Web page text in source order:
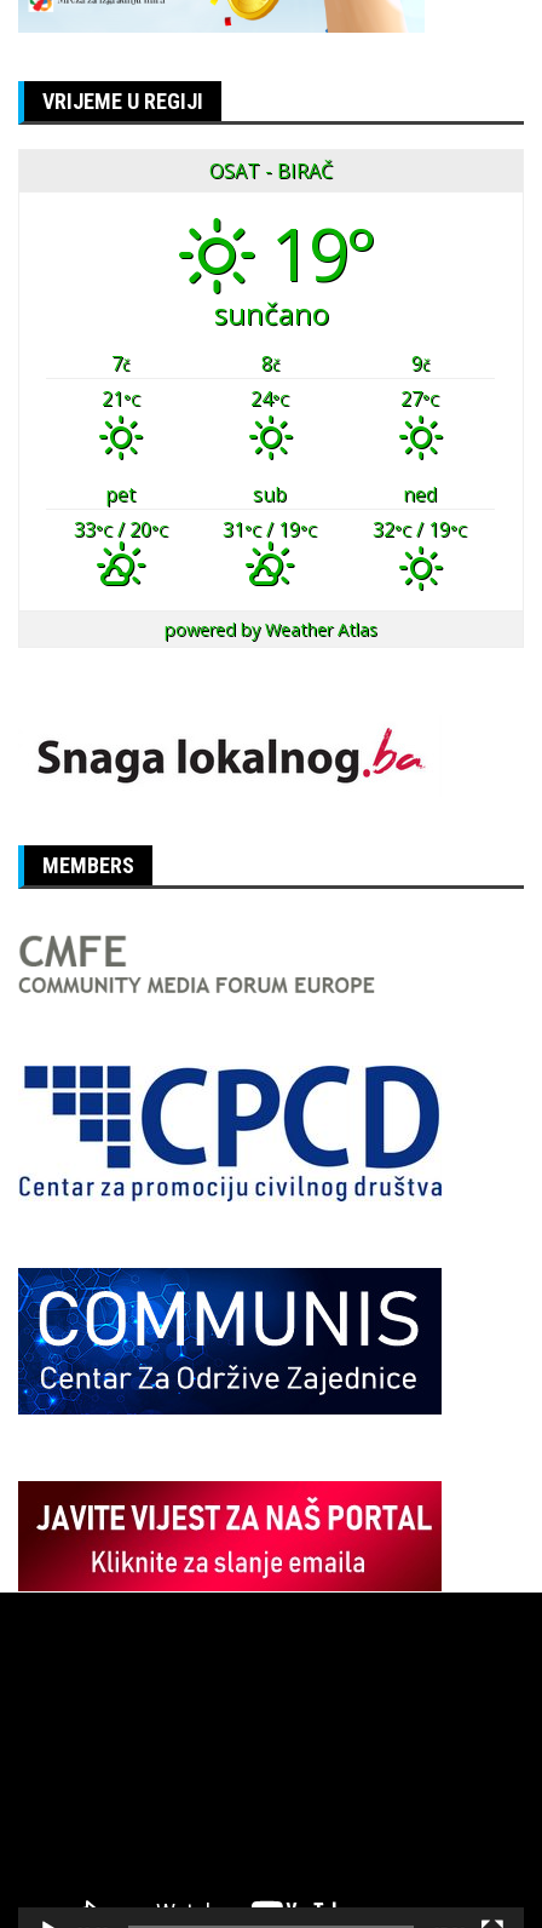
VRIJEME U REGIJI
OSAT - BIRAČ
19°
sunčano
7č 8č 9č
21°C 24°C 27°C
pet sub
ned
33°C/ 20°C 31°C/ 19°C 32°C/ 19°C
powered byWeather Atlas
MEMBERS